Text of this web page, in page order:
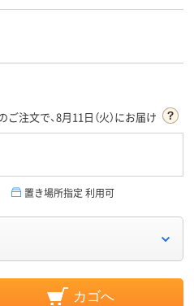
ご注文で、8月11日（火）にお届け
置き場所指定 利用可
カゴへ